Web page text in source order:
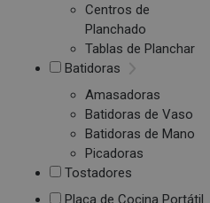
Centros de
Planchado
Tablas de Planchar
Batidoras
Amasadoras
Batidoras de Vaso
Batidoras de Mano
Picadoras
Tostadores
Placa de Cocina Portátil